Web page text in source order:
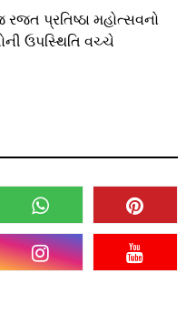
રજત પ્રતિષ્ઠા મહોત્સવનો
ઉપસ્થિતિ વચ્ચે